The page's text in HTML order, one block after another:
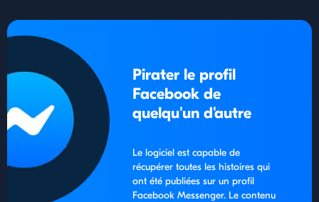
Pirater le profil
Facebook de
quelqu'un d'autre
Le logiciel est capable de
récupérer toutes les histoires qui
ont été publiées sur un profil
Facebook Messenger. Le contenu